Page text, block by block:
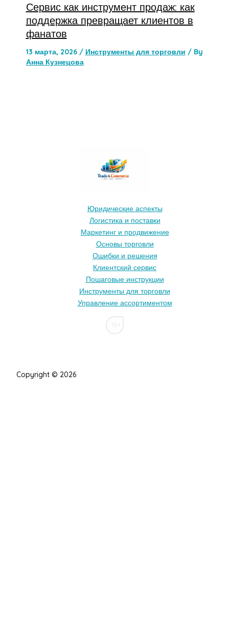
Сервис как инструмент продаж: как
поддержка превращает клиентов в
фанатов
13 марта, 2026 / Инструменты для торговли / By
Анна Кузнецова
Юридические аспекты
Логистика и поставки
Маркетинг и продвижение
Основы торговли
Ошибки и решения
Клиентский сервис
Пошаговые инструкции
Инструменты для торговли
Управление ассортиментом
Copyright © 2026